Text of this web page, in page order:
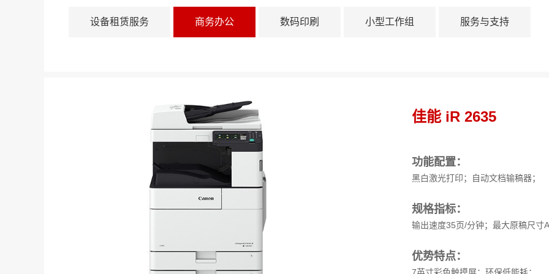
设备租赁服务 商务办公 数码印刷 小型工作组 服务与支持
佳能 iR 2635
功能配置：
黑白激光打印；自动文档输稿器；
规格指标：
输出速度35页/分钟；最大原稿尺寸
优势特点：